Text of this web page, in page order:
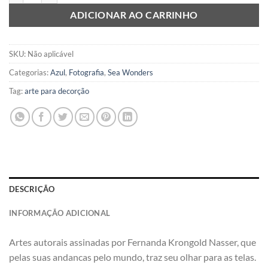
ADICIONAR AO CARRINHO
SKU: Não aplicável
Categorias:Azul, Fotografia, Sea Wonders
Tag:arte para decorção
DESCRIÇÃO
INFORMAÇÃO ADICIONAL
Artes autorais assinadas por Fernanda Krongold Nasser, que
pelas suas andancas pelo mundo, traz seu olhar para as telas.